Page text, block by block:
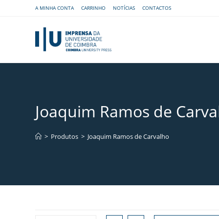
A MINHA CONTA CARRINHO NOTÍCIAS CONTACTOS
Joaquim Ramos de
> Produtos > Joaquim Ramos de Carvalho